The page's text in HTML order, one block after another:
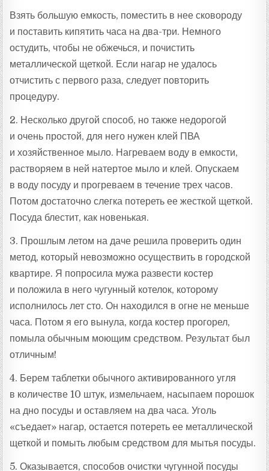
Взять большую емкость, поместить в нее сковороду
и поставить кипятить часа на два-три. Немного
остудить, чтобы не обжечься, и почистить
металлической щеткой. Если нагар не удалось
отчистить с первого раза, следует повторить
процедуру.
2. Несколько другой способ, но также недорогой
и очень простой, для него нужен клей ПВА
и хозяйственное мыло. Нагреваем воду в емкости,
растворяем в ней натертое мыло и клей. Опускаем
в воду посуду и прогреваем в течение трех часов.
Потом достаточно слегка потереть ее жесткой щеткой.
Посуда блестит, как новенькая.
3. Прошлым летом на даче решила проверить один
метод, который невозможно осуществить в городской
квартире. Я попросила мужа развести костер
и положила в него чугунный котелок, которому
исполнилось лет сто. Он находился в огне не меньше
часа. Потом я его вынула, когда костер прогорел,
помыла обычным моющим средством. Результат был
отличным!
4. Берем таблетки обычного активированного угля
в количестве 10 штук, измельчаем, насыпаем порошок
на дно посуды и оставляем на два часа. Уголь
«съедает» нагар, остается потереть ее металлической
щеткой и помыть любым средством для мытья посуды.
5. Оказывается, способов очистки чугунной посуды